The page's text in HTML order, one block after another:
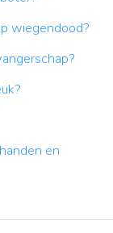
wiegendood?
en